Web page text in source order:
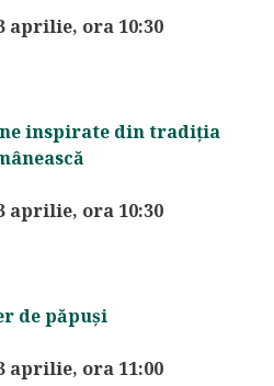
aprilie, ora 10:30
inspirate din tradiția
aprilie, ora 10:30
de păpuși
aprilie, ora 11:00